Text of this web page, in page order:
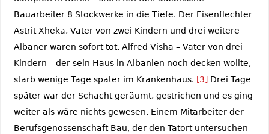
Bauarbeiter 8 Stockwerke in die Tiefe. Der Eisenflechter
Astrit Xheka, Vater von zwei Kindern und drei weitere
Albaner waren sofort tot. Alfred Visha – Vater von drei
Kindern – der sein Haus in Albanien noch decken wollte,
starb wenige Tage später im Krankenhaus. [3] Drei Tage
später war der Schacht geräumt, gestrichen und es ging
weiter als wäre nichts gewesen. Einem Mitarbeiter der
Berufsgenossenschaft Bau, der den Tatort untersuchen